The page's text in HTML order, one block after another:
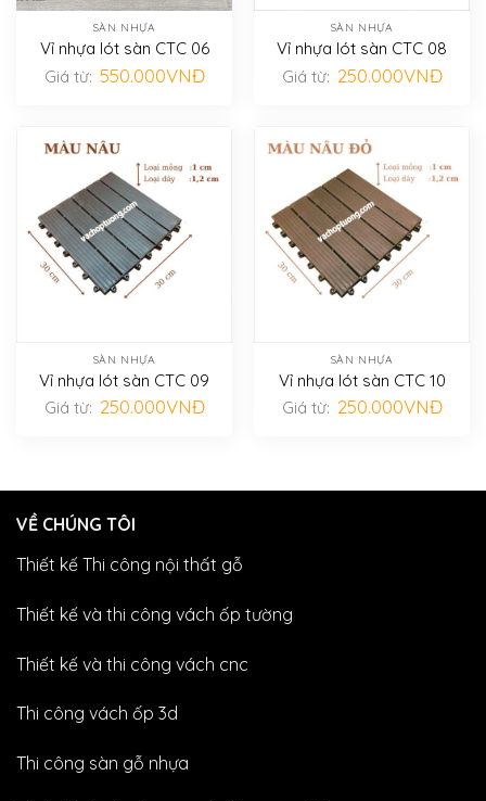
SÀN NHỰA
Vỉ nhựa lót sàn CTC 06
Giá từ: 550.000VNĐ
SÀN NHỰA
Vỉ nhựa lót sàn CTC 08
Giá từ: 250.000VNĐ
SÀN NHỰA
Vỉ nhựa lót sàn CTC 09
Giá từ: 250.000VNĐ
SÀN NHỰA
Vỉ nhựa lót sàn CTC 10
Giá từ: 250.000VNĐ
VỀ CHÚNG TÔI
Thiết kế Thi công nội thất gỗ
Thiết kế và thi công vách ốp tường
Thiết kế và thi công vách cnc
Thi công vách ốp 3d
Thi công sàn gỗ nhựa